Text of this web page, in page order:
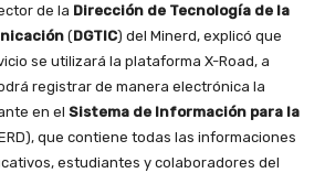
de la Dirección de Tecnología de la
(DGTIC) del Minerd, explicó que
se utilizará la plataforma X-Road, a
registrar de manera electrónica la
en el Sistema de Información para la
que contiene todas las informaciones
estudiantes y colaboradores del